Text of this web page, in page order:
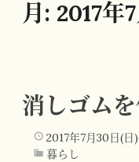
月: 2017年
消しゴム
2017年7月30日(日)
暮らし